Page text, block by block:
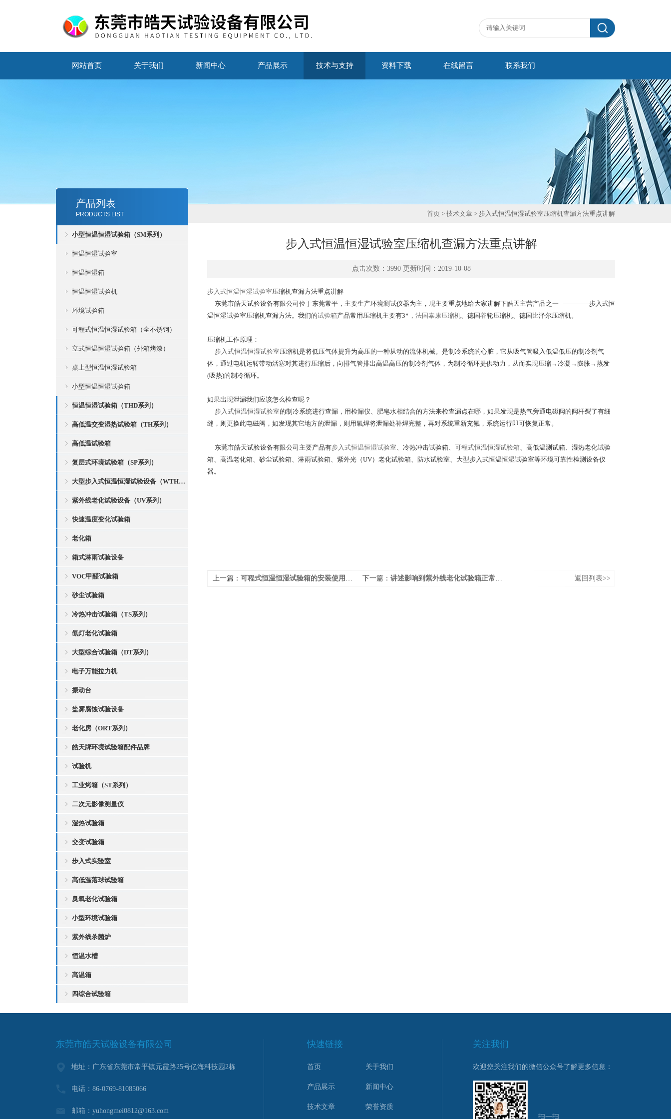
网站首页 关于我们 新闻中心 产品展示 技术与支持 资料下载 在线留言 联系我们
产品列表
PRODUCTS LIST
小型恒温恒湿试验箱（SM系列）
恒温恒湿试验室
恒温恒湿箱
恒温恒湿试验机
环境试验箱
可程式恒温恒湿试验箱（全不锈钢）
立式恒温恒湿试验箱（外箱烤漆）
桌上型恒温恒湿试验箱
小型恒温恒湿试验箱
恒温恒湿试验箱（THD系列）
高低温交变湿热试验箱（TH系列）
高低温试验箱
复层式环境试验箱（SP系列）
大型步入式恒温恒湿试验设备（WTH系列）
紫外线老化试验设备（UV系列）
快速温度变化试验箱
老化箱
箱式淋雨试验设备
VOC甲醛试验箱
砂尘试验箱
冷热冲击试验箱（TS系列）
氙灯老化试验箱
大型综合试验箱（DT系列）
电子万能拉力机
振动台
盐雾腐蚀试验设备
老化房（ORT系列）
皓天牌环境试验箱配件品牌
试验机
工业烤箱（ST系列）
二次元影像测量仪
湿热试验箱
交变试验箱
步入式实验室
高低温落球试验箱
臭氧老化试验箱
小型环境试验箱
紫外线杀菌炉
恒温水槽
高温箱
四综合试验箱
首页 > 技术文章 > 步入式恒温恒湿试验室压缩机查漏方法重点讲解
步入式恒温恒湿试验室压缩机查漏方法重点讲解
点击次数：3990 更新时间：2019-10-08
步入式恒温恒湿试验室压缩机查漏方法重点讲解
东莞市皓天试验设备有限公司位于东莞常平，主要生产环境测试仪器为主，现主要重点地给大家讲解下皓天主营产品之一 ————步入式恒
温恒湿试验室压缩机查漏方法。我们的试验箱产品常用压缩机主要有3*， 法国泰康压缩机、德国谷轮压缩机、德国比泽尔压缩机。
压缩机工作原理：
步入式恒温恒湿试验室压缩机是将低压气体提升为高压的一种从动的流体机械。是制冷系统的心脏，它从吸气管吸入低温低压的制冷剂气
体，通过电机运转带动活塞对其进行压缩后，向排气管排出高温高压的制冷剂气体，为制冷循环提供动力，从而实现压缩→冷凝→膨胀→蒸发
(吸热)的制冷循环。
如果出现泄漏我们应该怎么检查呢？
步入式恒温恒湿试验室的制冷系统进行查漏，用检漏仪、肥皂水相结合的方法来检查漏点在哪，如果发现是热气旁通电磁阀的阀杆裂了有细
缝，则更换此电磁阀，如发现其它地方的泄漏，则用氧焊将泄漏处补焊完整，再对系统重新充氟，系统运行即可恢复正常。
东莞市皓天试验设备有限公司主要产品有步入式恒温恒湿试验室、冷热冲击试验箱、 可程式恒温恒湿试验箱、高低温测试箱、湿热老化试验
箱、高温老化箱、砂尘试验箱、淋雨试验箱、紫外光（UV）老化试验箱、防水试验室、大型步入式恒温恒湿试验室等环境可靠性检测设备仪
器。
上一篇： 可程式恒温恒湿试验箱的安装使用注意事项列举 下一篇： 讲述影响到紫外线老化试验箱正常工作的六大环境因素 返回列表>>
东莞市皓天试验设备有限公司
地址：广东省东莞市常平镇元霞路25号亿海科技园2栋
电话：86-0769-81085066
邮箱：yuhongmei0812@163.com
快速链接
首页 关于我们
产品展示 新闻中心
技术文章 荣誉资质
关注我们
欢迎您关注我们的微信公众号了解更多信息：
扫一扫